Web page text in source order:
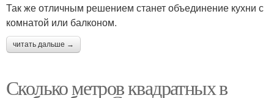
Так же отличным решением станет объединение кухни с
комнатой или балконом.
читать дальше →
Сколько метров квадратных в